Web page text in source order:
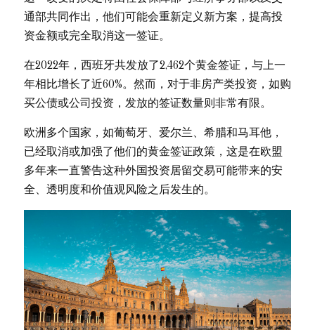
通部共同作出，他们可能会重新定义新方案，提高投
资金额或完全取消这一签证。
在2022年，西班牙共发放了2,462个黄金签证，与上一
年相比增长了近60%。然而，对于非房产类投资，如购
买公债或公司投资，发放的签证数量则非常有限。
欧洲多个国家，如葡萄牙、爱尔兰、希腊和马耳他，
已经取消或加强了他们的黄金签证政策，这是在欧盟
多年来一直警告这种外国投资居留交易可能带来的安
全、透明度和价值观风险之后发生的。